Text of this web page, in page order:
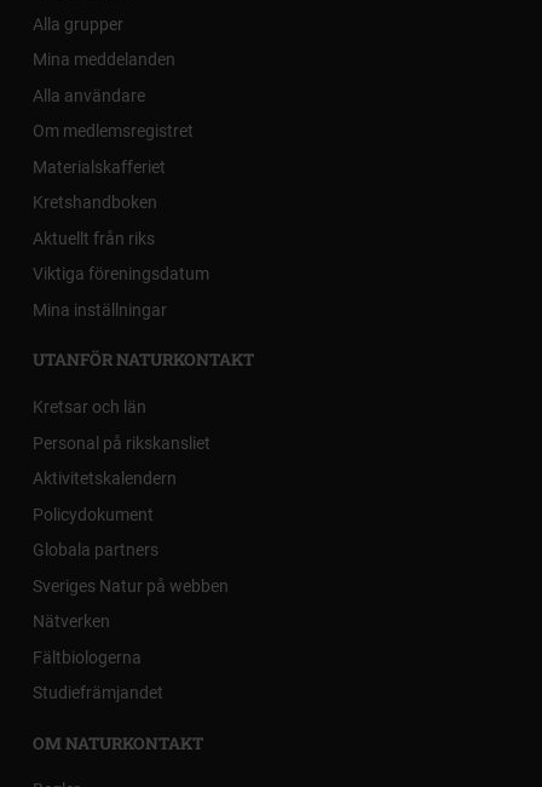
Alla grupper
Mina meddelanden
Alla användare
Om medlemsregistret
Materialskafferiet
Kretshandboken
Aktuellt från riks
Viktiga föreningsdatum
Mina inställningar
UTANFÖR NATURKONTAKT
Kretsar och län
Personal på rikskansliet
Aktivitetskalendern
Policydokument
Globala partners
Sveriges Natur på webben
Nätverken
Fältbiologerna
Studiefrämjandet
OM NATURKONTAKT